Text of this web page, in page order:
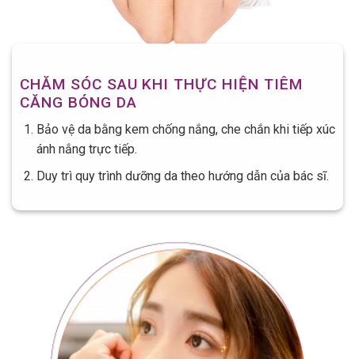
CHĂM SÓC SAU KHI THỰC HIỆN TIÊM
CĂNG BÓNG DA
Bảo vệ da bằng kem chống nắng, che chắn khi tiếp xúc
ánh nắng trực tiếp.
Duy trì quy trình dưỡng da theo hướng dẫn của bác sĩ.